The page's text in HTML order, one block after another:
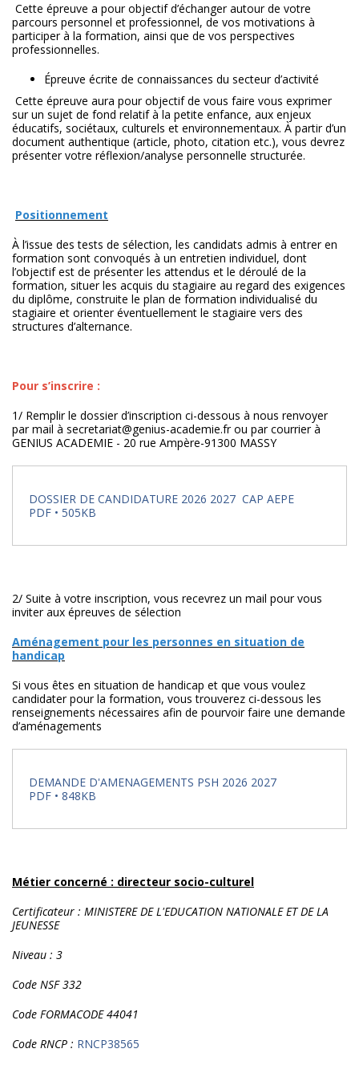
Cette épreuve a pour objectif d’échanger autour de votre
parcours personnel et professionnel, de vos motivations à
participer à la formation, ainsi que de vos perspectives
professionnelles.
Épreuve écrite de connaissances du secteur d’activité
Cette épreuve aura pour objectif de vous faire vous exprimer
sur un sujet de fond relatif à la petite enfance, aux enjeux
éducatifs, sociétaux, culturels et environnementaux. À partir d’un
document authentique (article, photo, citation etc.), vous devrez
présenter votre réflexion/analyse personnelle structurée.
Positionnement
À l’issue des tests de sélection, les candidats admis à entrer en
formation sont convoqués à un entretien individuel, dont
l’objectif est de présenter les attendus et le déroulé de la
formation, situer les acquis du stagiaire au regard des exigences
du diplôme, construite le plan de formation individualisé du
stagiaire et orienter éventuellement le stagiaire vers des
structures d’alternance.
Pour s’inscrire :
1/ Remplir le dossier d’inscription ci-dessous à nous renvoyer
par mail à secretariat@genius-academie.fr ou par courrier à
GENIUS ACADEMIE - 20 rue Ampère-91300 MASSY
DOSSIER DE CANDIDATURE 2026 2027 CAP AEPE
PDF • 505KB
2/ Suite à votre inscription, vous recevrez un mail pour vous
inviter aux épreuves de sélection
Aménagement pour les personnes en situation de
handicap
Si vous êtes en situation de handicap et que vous voulez
candidater pour la formation, vous trouverez ci-dessous les
renseignements nécessaires afin de pourvoir faire une demande
d’aménagements
DEMANDE D'AMENAGEMENTS PSH 2026 2027
PDF • 848KB
Métier concerné : directeur socio-culturel
Certificateur : MINISTERE DE L'EDUCATION NATIONALE ET DE LA
JEUNESSE
Niveau : 3
Code NSF 332
Code FORMACODE 44041
Code RNCP : RNCP38565